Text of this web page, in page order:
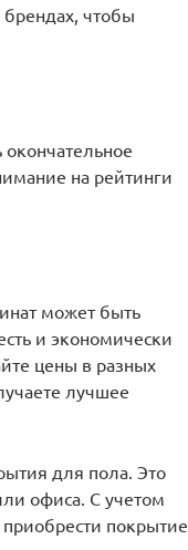
брендах, чтобы
на рейтинги
может быть
и экономически
цены в разных
лучшее
для пола. Это
офиса. С учетом
покрытие,